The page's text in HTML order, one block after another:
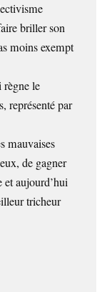
briller son
moins exempt
règne le
représenté par
mauvaises
de gagner
aujourd’hui
tricheur